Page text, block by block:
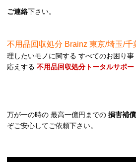
ご連絡下さい。
不用品回収処分 Brainz 東京/埼玉/千
理したいモノに関する すべてのお困り
応えする 不用品回収処分トータルサポー
万が一の時の 最高一億円までの 損害補償
ぞご安心してご依頼下さい。